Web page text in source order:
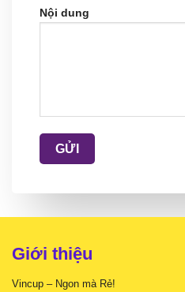
Nội dung
Giới thiệu
Vincup – Ngon mà Rẻ!